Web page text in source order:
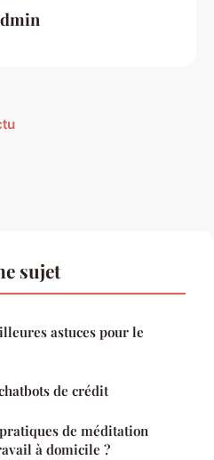
sujet
astuces pour le
de crédit
de méditation
à domicile ?